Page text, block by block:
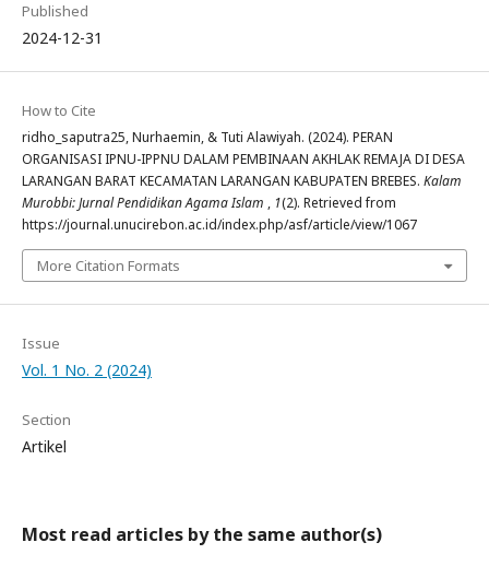
Published
2024-12-31
How to Cite
ridho_saputra25, Nurhaemin, & Tuti Alawiyah. (2024). PERAN
ORGANISASI IPNU-IPPNU DALAM PEMBINAAN AKHLAK REMAJA DI DESA
LARANGAN BARAT KECAMATAN LARANGAN KABUPATEN BREBES. Kalam
Murobbi: Jurnal Pendidikan Agama Islam , 1(2). Retrieved from
https://journal.unucirebon.ac.id/index.php/asf/article/view/1067
More Citation Formats
Issue
Vol. 1 No. 2 (2024)
Section
Artikel
Most read articles by the same author(s)